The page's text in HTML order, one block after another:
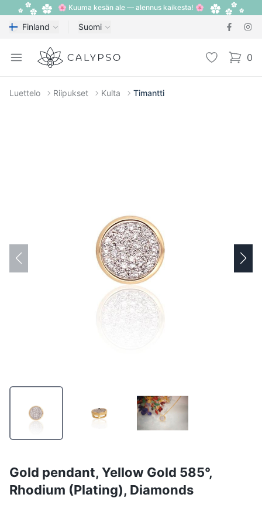
🌸 Kuuma kesän ale — alennus kaikesta! 🌸
Finland Suomi
Open menu
Calypso Toivelista 0
items
Luettelo Riipukset Kulta Timantti
Gold pendant, Yellow Gold 585°,
Rhodium (Plating), Diamonds